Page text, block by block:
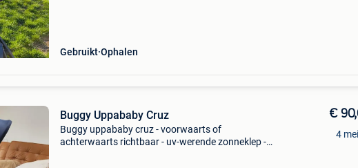
Gebruikt Ophalen
Buggy Uppababy Cruz
Buggy uppababy cruz - voorwaarts of
achterwaarts richtbaar - uv-werende zonneklep -
€
4